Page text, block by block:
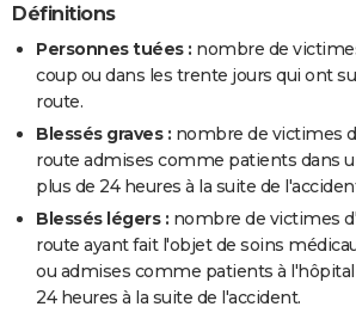
Définitions
Personnes tuées : nombre de
coup ou dans les trente jours qui ont
route.
Blessés graves : nombre de victimes
route admises comme patients dans
plus de 24 heures à la suite de
Blessés légers : nombre de victimes
route ayant fait l'objet de soins
ou admises comme patients à
24 heures à la suite de l'accident.